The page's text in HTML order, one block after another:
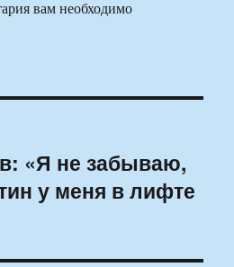
вам необходимо
«Я не забываю,
у меня в лифте